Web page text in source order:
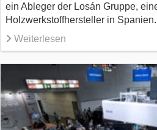
ein Ableger der Losán Gruppe,
Holzwerkstoffhersteller in Spanien.
Weiterlesen